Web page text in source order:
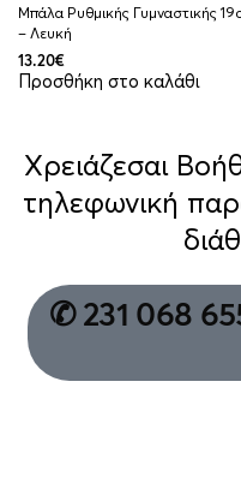
Μπάλα Ρυθμικής Γυμναστικής
– Λευκή
13.20€
Προσθήκη στο καλάθι
Χρειάζεσαι
τηλεφωνική
✆ 231 068